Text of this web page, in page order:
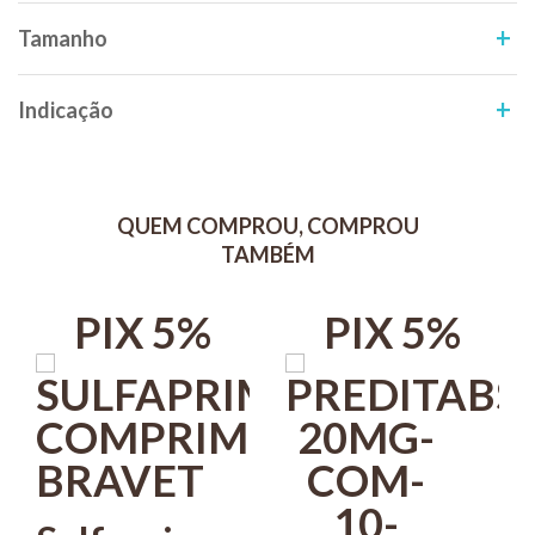
Friccionar levemente para obtenção de espuma, deixar o produto
agir por alguns minutos e enxaguar bem.
Tamanho
Indicação
QUEM COMPROU, COMPROU
TAMBÉM
PIX 5% PIX 5%